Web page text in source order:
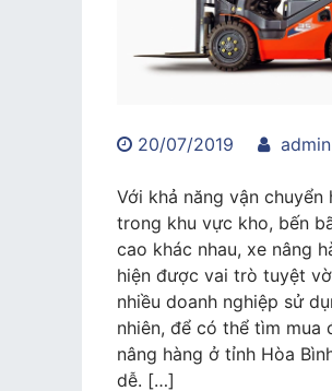
20/07/2019 admin
Với khả năng vận chuyển
trong khu vực kho, bến
cao khác nhau, xe nâng
hiện được vai trò tuyệt
nhiều doanh nghiệp sử
nhiên, để có thể tìm mua
nâng hàng ở tỉnh Hòa
dễ. […]